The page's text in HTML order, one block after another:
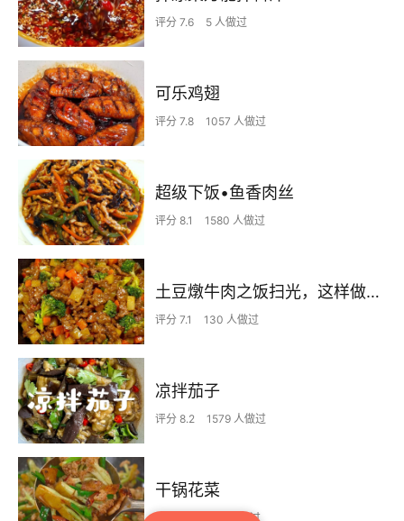
评分 7.6 5 人做过
可乐鸡翅
评分 7.8 1057 人做过
超级下饭•鱼香肉丝
评分 8.1 1580 人做过
土豆燉牛肉之饭扫光，这样做也太香了吧，还没出锅已是浓香四溢了
评分 7.1 130 人做过
凉拌茄子
评分 8.2 1579 人做过
干锅花菜
705 人做过